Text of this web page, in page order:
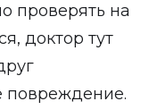
проверять на
доктор тут
повреждение.